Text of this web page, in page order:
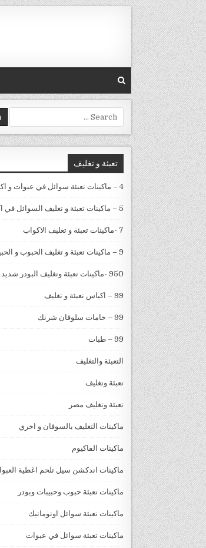
Skip to content
Search for:
تعبئة و تغليف
4 – ماكينات تعبئة سوائل في عبوات و اكياس
5 – ماكينات تعبئة و تغليف السوائل في اكياس اوتوماتيك
7 -ماكينات تعبئة و تغليف الاكواب
9 – ماكينات تعبئة و تغليف الحبوب و الحبيبات
950 -ماكينات تعبئة وتغليف البودر شديد النعومة
99 – اكياس تعبئة و تغليف
99 – خامات سلوفان شرنك
99 – طبات
التعبئة والتغليف
تعبئة وتغليف
تعبئة وتغليف مصر
ماكينات التغليف بالسوفان و اخري
ماكينات الفاكيوم
ماكينات اندكشن سيل تلحم اغطية
ماكينات تعبئة حبوب وحبيبات وبودر
ماكينات تعبئة سوائل اوتوماتيك
ماكينات تعبئة سوائل في عبوات